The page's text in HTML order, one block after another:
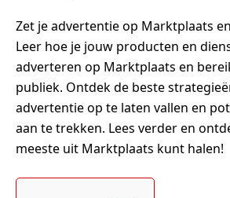
Zet je advertentie op Marktplaats
Leer hoe je jouw producten en
adverteren op Marktplaats en
publiek. Ontdek de beste
advertentie op te laten vallen en
aan te trekken. Lees verder en
meeste uit Marktplaats kunt halen!